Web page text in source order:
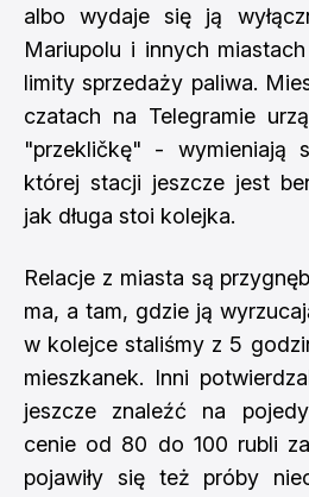
albo wydaje się ją
Mariupolu i innych
limity sprzedaży paliwa.
czatach na Telegramie
"przekličkę" - wymieniają
której stacji jeszcze jest
jak długa stoi kolejka.
Relacje z miasta są
ma, a tam, gdzie ją
w kolejce staliśmy z 5
mieszkanek. Inni
jeszcze znaleźć na
cenie od 80 do 100 rubli
pojawiły się też próby